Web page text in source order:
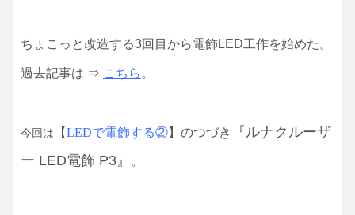
ちょこっと改造する3回目から電飾LED工作を始めた。
過去記事は ⇒ こちら 。
今回は 【LEDで電飾する②】のつづき
『ルナクルーザ
ー LED電飾 P3』
。